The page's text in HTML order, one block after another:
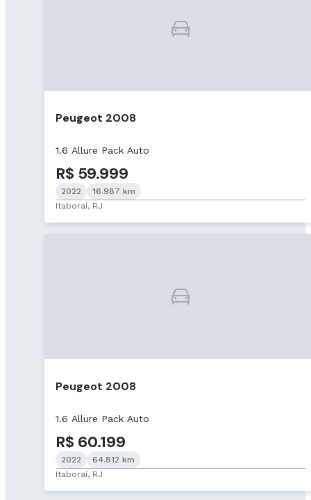
Peugeot 2008
1.6 Allure Pack Auto
R$ 59.999
2022
16.987 km
Itaboraí, RJ
Peugeot 2008
1.6 Allure Pack Auto
R$ 60.199
2022
64.812 km
Itaboraí, RJ